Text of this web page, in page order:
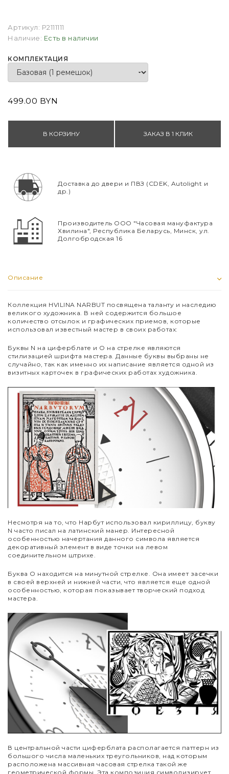
Артикул: P2111111
Наличие: Есть в наличии
КОМПЛЕКТАЦИЯ
499.00 BYN
В КОРЗИНУ ЗАКАЗ В 1 КЛИК
Доставка до двери и ПВЗ (CDEK, Autolight и
др.)
Производитель ООО "Часовая мануфактура
Хвилина", Республика Беларусь, Минск, ул.
Долгобродская 16
Описание
Коллекция HVILINA NARBUT посвящена таланту и наследию
великого художника. В ней содержится большое
количество отсылок и графических приемов, которые
использовал известный мастер в своих работах:
Буквы N на циферблате и O на стрелке являются
стилизацией шрифта мастера. Данные буквы выбраны не
случайно, так как именно их написание является одной из
визитных карточек в графических работах художника.
Несмотря на то, что Нарбут использовал кириллицу, букву
N часто писал на латинский манер. Интересной
особенностью начертания данного символа является
декоративный элемент в виде точки на левом
соединительном штрихе.
Буква О находится на минутной стрелке. Она имеет засечки
в своей верхней и нижней части, что является еще одной
особенностью, которая показывает творческий подход
мастера.
В центральной части циферблата располагается паттерн из
большого числа маленьких треугольников, над которым
расположена массивная часовая стрелка такой же
геометрической формы. Эта композиция символизирует